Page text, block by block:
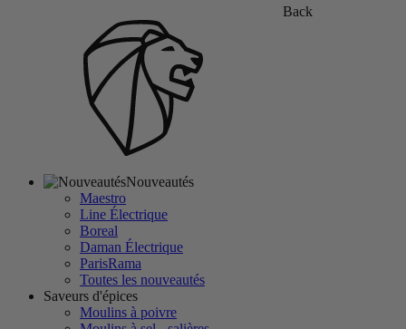
Back
Nouveautés
Maestro
Line Électrique
Boreal
Daman Électrique
ParisRama
Toutes les nouveautés
Saveurs d'épices
Moulins à poivre